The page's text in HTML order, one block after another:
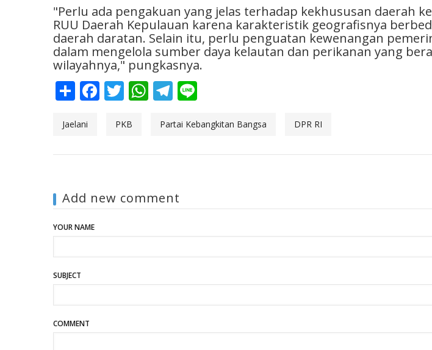
"Perlu ada pengakuan yang jelas terhadap kekhususan daerah
RUU Daerah Kepulauan karena karakteristik geografisnya
daerah daratan. Selain itu, perlu penguatan kewenangan
dalam mengelola sumber daya kelautan dan perikanan yang
wilayahnya," pungkasnya.
ShareFacebook
Twitter
WhatsApp
Telegram
Jaelani PKB Partai Kebangkitan Bangsa DPR RI
Add new comment
YOUR NAME
SUBJECT
COMMENT